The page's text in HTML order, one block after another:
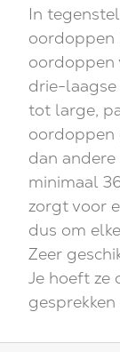
In
oordoppen
oordoppen
drie-
tot large,
oordoppen
dan
minimaal
zorgt voor
dus om
Zeer
Je hoeft ze